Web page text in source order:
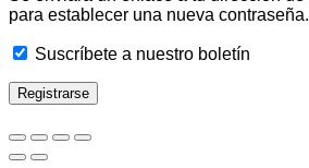
para establecer una nueva contraseña.
Suscríbete a nuestro boletín
Registrarse